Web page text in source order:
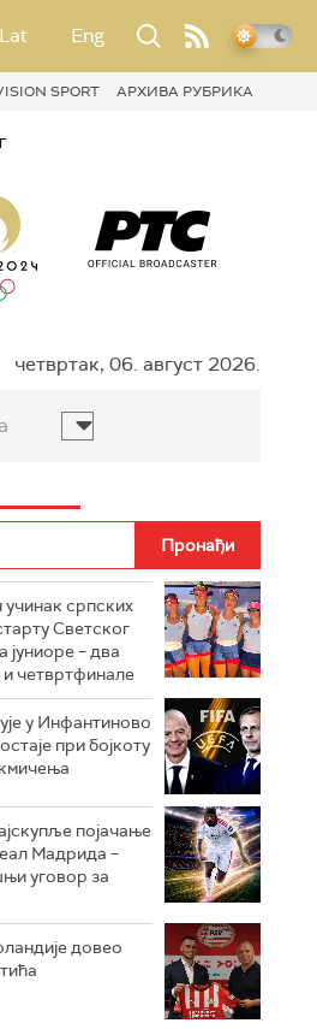
Lat Eng
SPORT АРХИВА РУБРИКА
четвртак, 06. август 2026.
српских
Светског
јуниоре – два
четвртфинале
у Инфантиново
при бојкоту
појачање
Мадрида –
уговор за
довео